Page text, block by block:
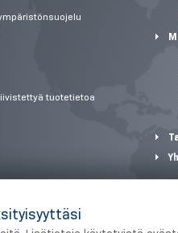
tuotetietoa